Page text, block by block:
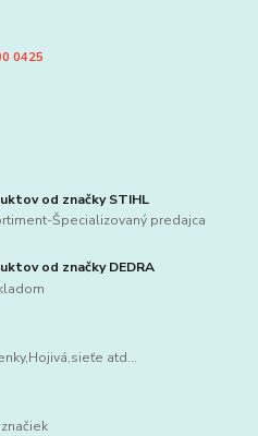
0425
od značky STIHL
Špecializovaný predajca
od značky DEDRA
atd...